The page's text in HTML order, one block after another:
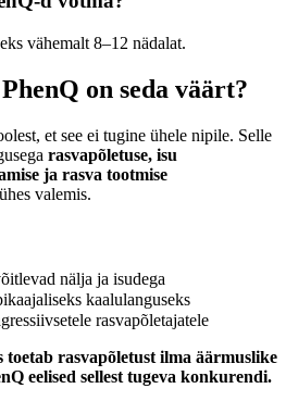
vähemalt 8–12 nädalat.
on seda väärt?
et see ei tugine ühele nipile. Selle
rasvapõletuse, isu
ja rasva tootmise
valemis.
nälja ja isudega
kaalulanguseks
rasvapõletajatele
rasvapõletust ilma äärmuslike
eelised sellest tugeva konkurendi.